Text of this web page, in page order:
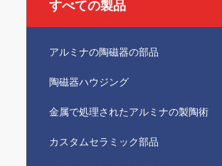
すべての製品
アルミナの陶磁器の部品
陶磁器ハウジング
金属で処理されたアルミナの製陶術
カスタムセラミック部品